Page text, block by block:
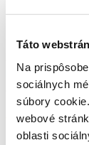
Táto
Na
sociálnych
súbory
webové
oblasti
kefka s
149,99 €
5,0/